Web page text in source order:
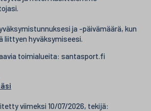
ja -päivämäärä, kun
liittyen hyväksymiseesi.
toimialueita: santasport.fi
viimeksi 10/07/2026, tekijä: